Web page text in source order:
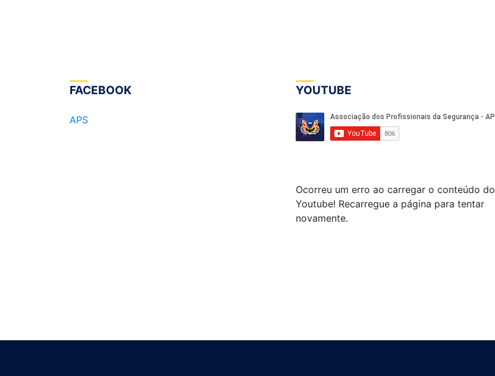
FACEBOOK
APS
YOUTUBE
Ocorreu um erro ao carregar o conteúdo do
Youtube! Recarregue a página para tentar
novamente.